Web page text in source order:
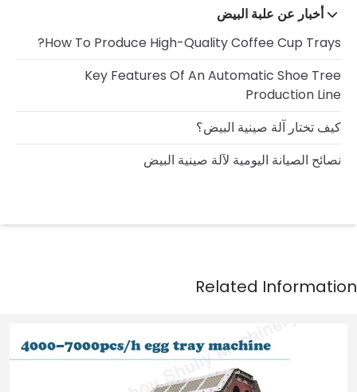
أخبار عن علبة البيض
How To Produce High-Quality Coffee Cup Trays?
Key Features Of An Automatic Shoe Tree
Production Line
كيف تختار آلة صينية البيض؟
نصائح الصيانة اليومية لآلة صينية البيض